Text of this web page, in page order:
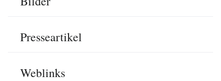
Presseartikel
Weblinks